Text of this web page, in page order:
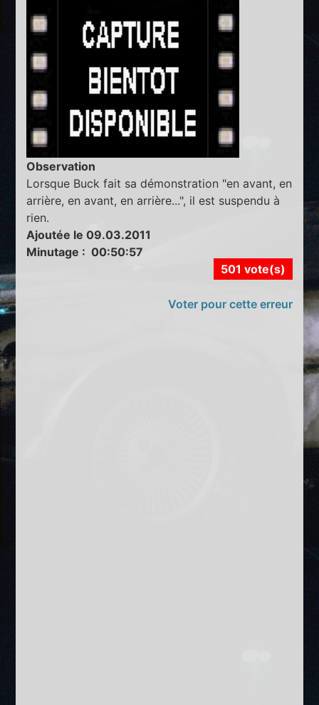
Observation
Lorsque Buck fait sa démonstration "en avant, en
arrière, en avant, en arrière...", il est suspendu à
rien.
Ajoutée le 09.03.2011
Minutage : 00:50:57
501 vote(s)
Voter pour cette erreur